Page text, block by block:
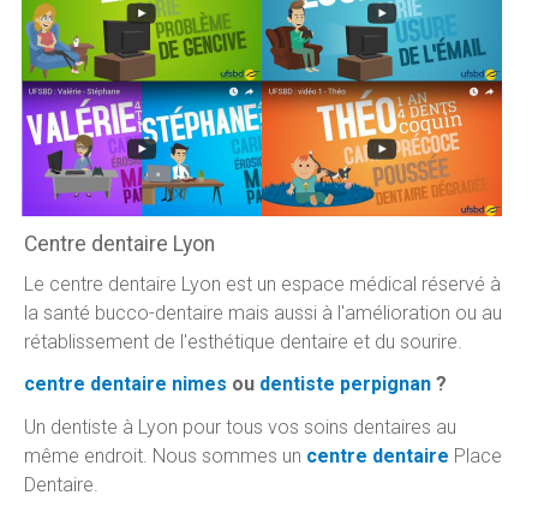
Centre dentaire Lyon
Le centre dentaire Lyon est un espace médical réservé à
la santé bucco-dentaire mais aussi à l'amélioration ou au
rétablissement de l'esthétique dentaire et du sourire.
centre dentaire nimes ou dentiste perpignan ?
Un dentiste à Lyon pour tous vos soins dentaires au
même endroit. Nous sommes un centre dentaire Place
Dentaire.